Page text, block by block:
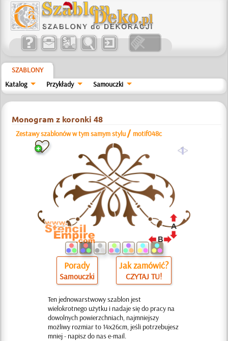
SZABLONY
Katalog
Przykłady Samouczki
Monogram z koronki 48
Zestawy szablonów w tym samym stylu / motif048c
a
Porady
Samouczki
Jak zamówić?
CZYTAJ TU!
Ten jednowarstwowy szablon jest
wielokrotnego użytku i nadaje się do pracy na
dowolnych powierzchniach, najmniejszy
możliwy rozmiar to 14x26cm, jeśli potrzebujesz
mniej - napisz do nas e-mail.